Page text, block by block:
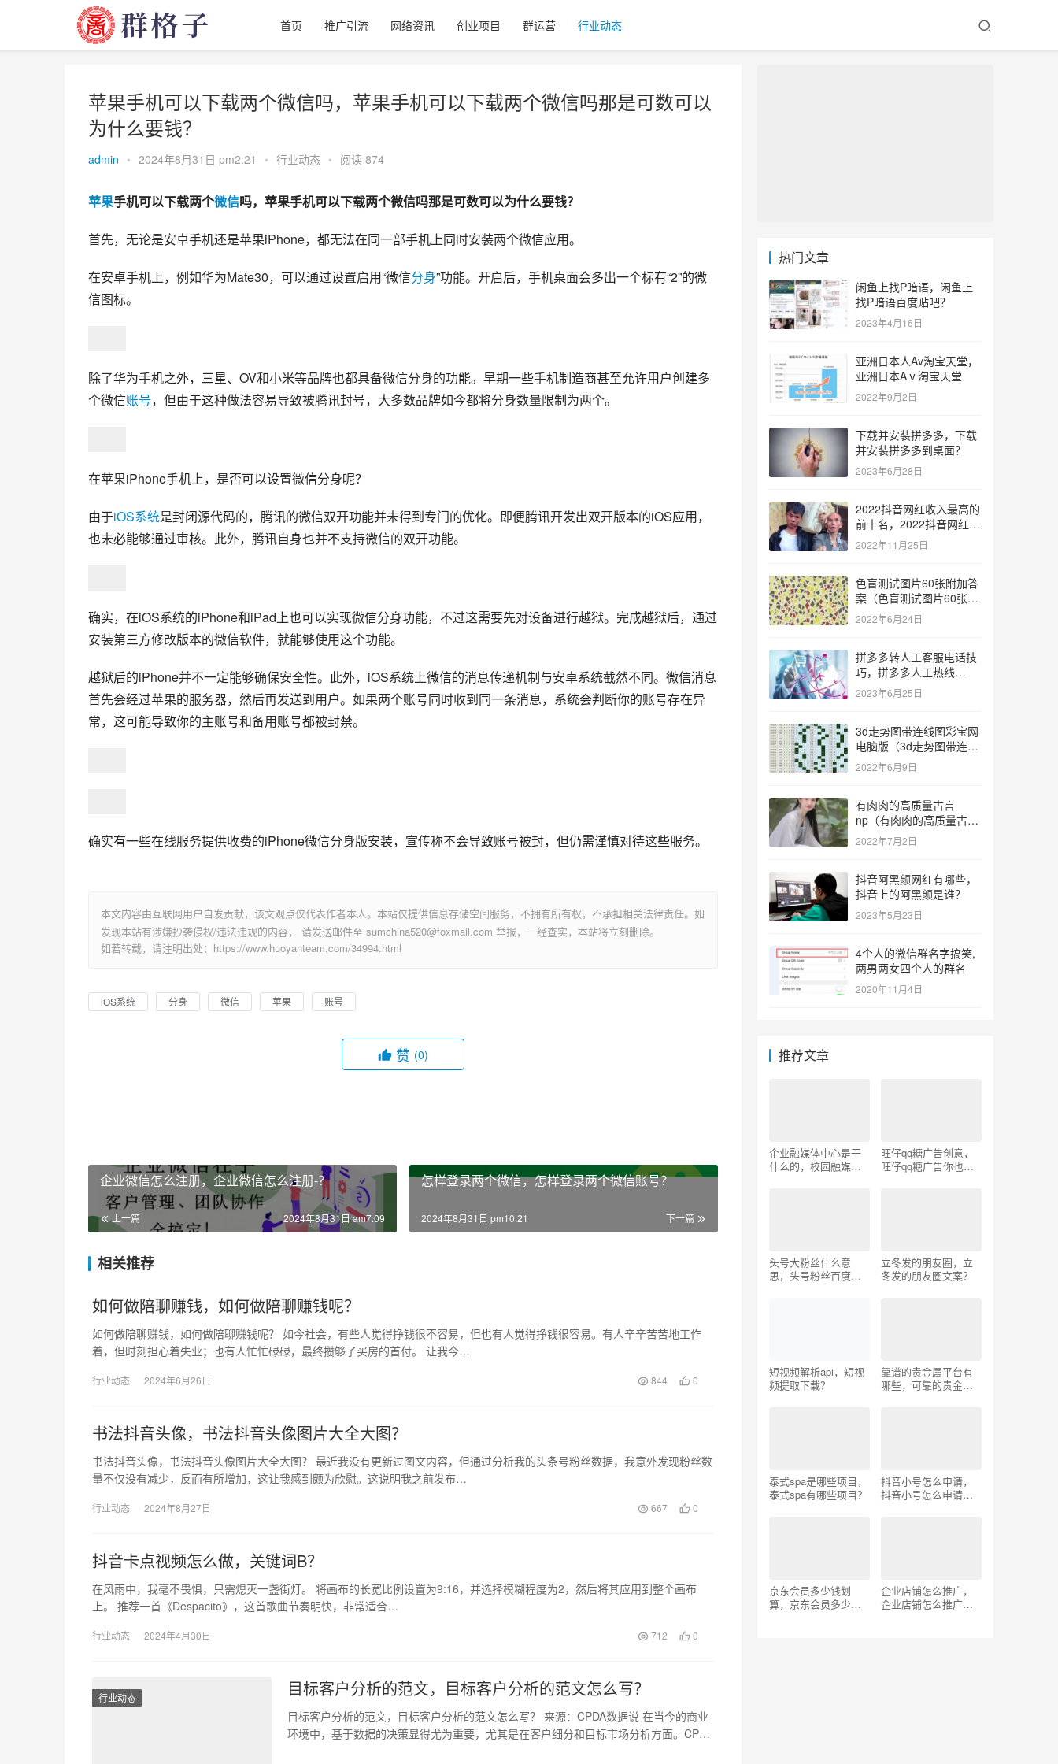
首页 推广引流 网络资讯 创业项目 群运营 行业动态
苹果手机可以下载两个微信吗，苹果手机可以下载两个微信吗那是可数可以
为什么要钱？
admin • 2024年8月31日 pm2:21 • 行业动态 • 阅读 874
苹果手机可以下载两个微信吗，苹果手机可以下载两个微信吗那是可数可以为什么要钱？
首先，无论是安卓手机还是苹果iPhone，都无法在同一部手机上同时安装两个微信应用。
在安卓手机上，例如华为Mate30，可以通过设置启用“微信分身”功能。开启后，手机桌面会多出一个标有“2”的微
信图标。
除了华为手机之外，三星、OV和小米等品牌也都具备微信分身的功能。早期一些手机制造商甚至允许用户创建多
个微信账号，但由于这种做法容易导致被腾讯封号，大多数品牌如今都将分身数量限制为两个。
在苹果iPhone手机上，是否可以设置微信分身呢？
由于iOS系统是封闭源代码的，腾讯的微信双开功能并未得到专门的优化。即便腾讯开发出双开版本的iOS应用，
也未必能够通过审核。此外，腾讯自身也并不支持微信的双开功能。
确实，在iOS系统的iPhone和iPad上也可以实现微信分身功能，不过这需要先对设备进行越狱。完成越狱后，通过
安装第三方修改版本的微信软件，就能够使用这个功能。
越狱后的iPhone并不一定能够确保安全性。此外，iOS系统上微信的消息传递机制与安卓系统截然不同。微信消息
首先会经过苹果的服务器，然后再发送到用户。如果两个账号同时收到同一条消息，系统会判断你的账号存在异
常，这可能导致你的主账号和备用账号都被封禁。
确实有一些在线服务提供收费的iPhone微信分身版安装，宣传称不会导致账号被封，但仍需谨慎对待这些服务。
本文内容由互联网用户自发贡献，该文观点仅代表作者本人。本站仅提供信息存储空间服务，不拥有所有权，不承担相关法律责任。如
发现本站有涉嫌抄袭侵权/违法违规的内容， 请发送邮件至 sumchina520@foxmail.com 举报，一经查实，本站将立刻删除。
如若转载，请注明出处：https://www.huoyanteam.com/34994.html
iOS系统 分身 微信 苹果 账号
赞 (0)
企业微信怎么注册，企业微信怎么注册-？
上一篇 2024年8月31日 am7:09
怎样登录两个微信，怎样登录两个微信账号？
下一篇
2024年8月31日 pm10:21
相关推荐
如何做陪聊赚钱，如何做陪聊赚钱呢？
如何做陪聊赚钱，如何做陪聊赚钱呢？ 如今社会，有些人觉得挣钱很不容易，但也有人觉得挣钱很容易。有人辛辛苦苦地工作
着，但时刻担心着失业；也有人忙忙碌碌，最终攒够了买房的首付。 让我今…
行业动态 2024年6月26日 844 0
书法抖音头像，书法抖音头像图片大全大图？
书法抖音头像，书法抖音头像图片大全大图？ 最近我没有更新过图文内容，但通过分析我的头条号粉丝数据，我意外发现粉丝数
量不仅没有减少，反而有所增加，这让我感到颇为欣慰。这说明我之前发布…
行业动态 2024年8月27日 667 0
抖音卡点视频怎么做，关键词B？
在风雨中，我毫不畏惧，只需熄灭一盏街灯。 将画布的长宽比例设置为9:16，并选择模糊程度为2，然后将其应用到整个画布
上。 推荐一首《Despacito》，这首歌曲节奏明快，非常适合…
行业动态 2024年4月30日 712 0
行业动态 目标客户分析的范文，目标客户分析的范文怎么写？
目标客户分析的范文，目标客户分析的范文怎么写？ 来源：CPDA数据说 在当今的商业
环境中，基于数据的决策显得尤为重要，尤其是在客户细分和目标市场分析方面。CPDA
热门文章
闲鱼上找P暗语，闲鱼上
找P暗语百度贴吧？
2023年4月16日
亚洲日本人Av淘宝天堂，
亚洲日本Aⅴ淘宝天堂
2022年9月2日
下载并安装拼多多，下载
并安装拼多多到桌面？
2023年6月28日
2022抖音网红收入最高的
前十名，2022抖音网红收
入最高的前十名有哪些？
2022年11月25日
色盲测试图片60张附加答
案（色盲测试图片60张复
杂）
2022年6月24日
拼多多转人工客服电话技
巧，拼多多人工热线
9541344？
2023年6月25日
3d走势图带连线图彩宝网
电脑版（3d走势图带连线
图彩宝网手机版）
2022年6月9日
有肉肉的高质量古言
np（有肉肉的高质量古言
np推荐）
2022年7月2日
抖音阿黑颜网红有哪些，
抖音上的阿黑颜是谁？
2023年5月23日
4个人的微信群名字搞笑,
两男两女四个人的群名
2020年11月4日
推荐文章
企业融媒体中心是干
什么的，校园融媒体
旺仔qq糖广告创意，
旺仔qq糖广告你也要
头号大粉丝什么意
思，头号粉丝百度百
立冬发的朋友圈，立
冬发的朋友圈文案？
短视频解析api，短视
频提取下载？
靠谱的贵金属平台有
哪些，可靠的贵金属
泰式spa是哪些项目，
泰式spa有哪些项目？
抖音小号怎么申请，
抖音小号怎么申请注
京东会员多少钱划
算，京东会员多少
企业店铺怎么推广，
企业店铺怎么推广赚